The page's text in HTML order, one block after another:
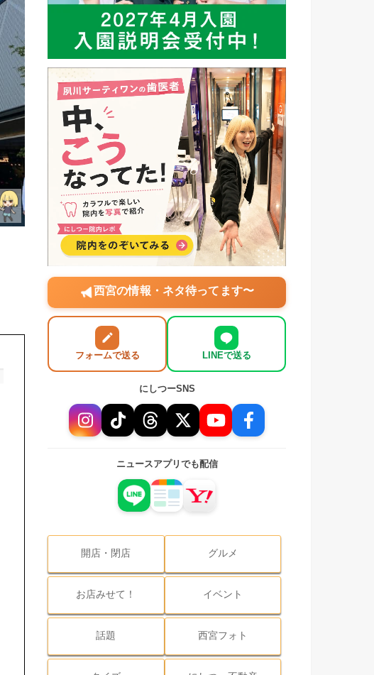
西宮の情報・ネタ待ってます〜
フォームで送る LINEで送る
にしつーSNS
ニュースアプリでも配信
開店・閉店 グルメ
お店みせて！ イベント
話題 西宮フォト